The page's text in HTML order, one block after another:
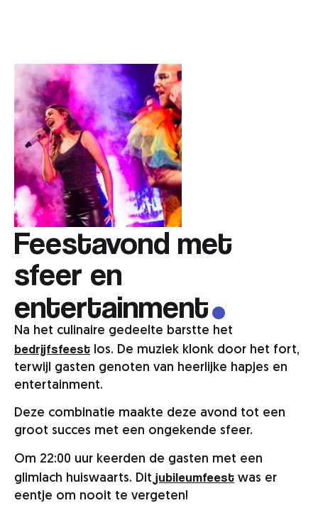
Feestavond met
sfeer en
entertainment.
Na het culinaire gedeelte barstte het
bedrijfsfeest los. De muziek klonk door het fort,
terwijl gasten genoten van heerlijke hapjes en
entertainment.
Deze combinatie maakte deze avond tot een
groot succes met een ongekende sfeer.
Om 22:00 uur keerden de gasten met een
glimlach huiswaarts. Dit jubileumfeest was er
eentje om nooit te vergeten!